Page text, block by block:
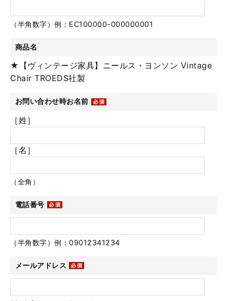
（半角数字）例：EC100000-000000001
商品名
★【ヴィンテージ家具】ニールス・ヨンソン Vintage
Chair TROEDS社製
お問い合わせ時お名前
［姓］
［名］
（全角）
電話番号
（半角数字）例：09012341234
メールアドレス